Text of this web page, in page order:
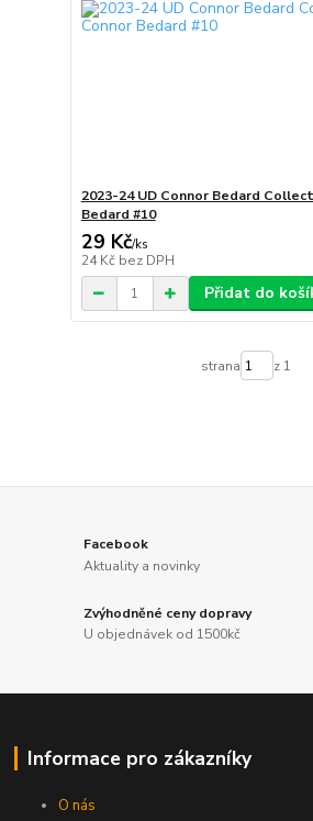
2023-24 UD Connor Bedard
Bedard #10
29 Kč/ks
24 Kč bez DPH
Přidat do
strana z 1
Facebook
Aktuality a novinky
Zvýhodněné ceny dopravy
U objednávek od 1500kč
Informace pro zákazníky
O nás